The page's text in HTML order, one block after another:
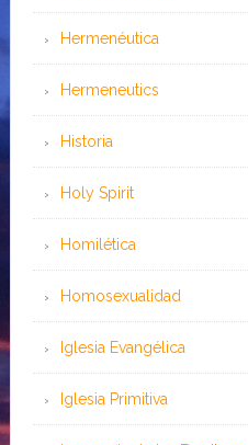
Hermenéutica
Hermeneutics
Historia
Holy Spirit
Homilética
Homosexualidad
Iglesia Evangélica
Iglesia Primitiva